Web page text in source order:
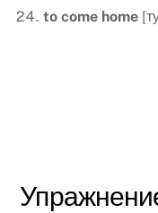
to come home